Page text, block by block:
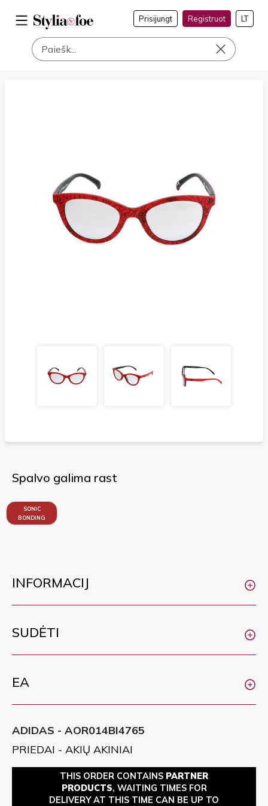
Prisijungt Registruot LT
Spalvo galima rast
SONIC
BONDING
RED
INFORMACIJ
SUDĖTI
EA
ADIDAS - AOR014BI4765
PRIEDAI - AKIŲ AKINIAI
THIS ORDER CONTAINS PARTNER
PRODUCTS, WAITING TIMES FOR
DELIVERY AT THIS TIME CAN BE UP TO